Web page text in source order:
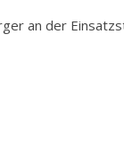
an der